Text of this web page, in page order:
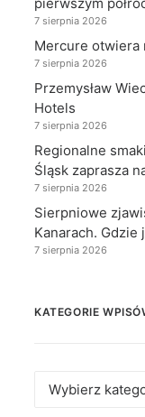
7 sierpnia 2026
Mercure otwiera
7 sierpnia 2026
Przemysław
Hotels
7 sierpnia 2026
Regionalne
Śląsk zaprasza
7 sierpnia 2026
Sierpniowe
Kanarach. Gdzie
7 sierpnia 2026
KATEGORIE
Kategorie